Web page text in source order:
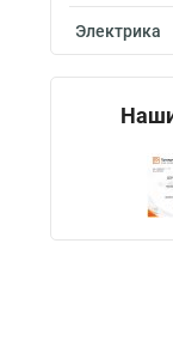
Электрика